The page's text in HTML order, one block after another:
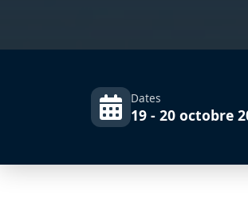
Dates
19 - 20 octobre